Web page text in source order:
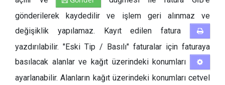
gönderilerek kaydedilir ve işlem geri alınmaz ve
değişiklik yapılamaz. Kayıt edilen fatura
yazdırılabilir. "Eski Tip / Basılı" faturalar için faturaya
basılacak alanlar ve kağıt üzerindeki konumları
ayarlanabilir. Alanların kağıt üzerindeki konumları cetvel